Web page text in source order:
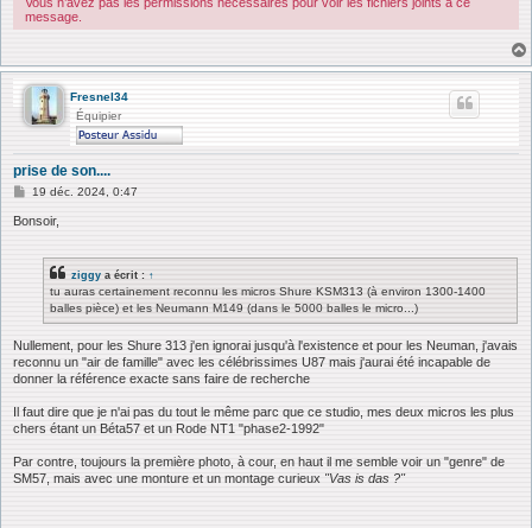
Vous n’avez pas les permissions nécessaires pour voir les fichiers joints à ce
message.
Fresnel34
Équipier
prise de son....
M
s
19 déc. 2024, 0:47
Bonsoir,
ziggy a écrit : ↑
tu auras certainement reconnu les micros Shure KSM313 (à environ 1300-1400
balles pièce) et les Neumann M149 (dans le 5000 balles le micro...)
Nullement, pour les Shure 313 j'en ignorai jusqu'à l'existence et pour les Neuman, j'avais
reconnu un "air de famille" avec les célébrissimes U87 mais j'aurai été incapable de
donner la référence exacte sans faire de recherche
Il faut dire que je n'ai pas du tout le même parc que ce studio, mes deux micros les plus
chers étant un Béta57 et un Rode NT1 "phase2-1992"
Par contre, toujours la première photo, à cour, en haut il me semble voir un "genre" de
SM57, mais avec une monture et un montage curieux "Vas is das ?"